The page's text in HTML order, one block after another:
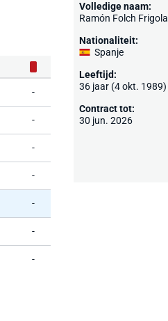
-
-
-
-
-
-
-
Volledige naam:
Ramón Folch Frigola
Nationaliteit:
Spanje
Leeftijd:
36 jaar (4 okt. 1989)
Contract tot:
30 jun. 2026